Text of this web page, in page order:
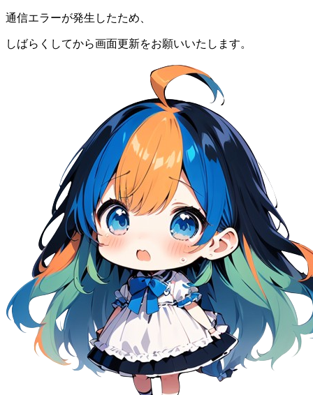
通信エラーが発生したため、
しばらくしてから画面更新をお願いいたします。